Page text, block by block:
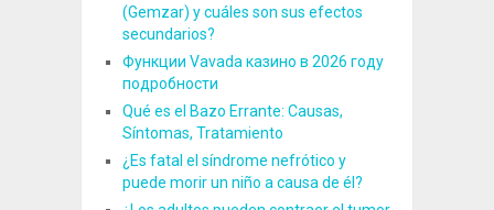
(Gemzar) y cuáles son sus efectos
secundarios?
Функции Vavada казино в 2026 году
подробности
Qué es el Bazo Errante: Causas,
Síntomas, Tratamiento
¿Es fatal el síndrome nefrótico y
puede morir un niño a causa de él?